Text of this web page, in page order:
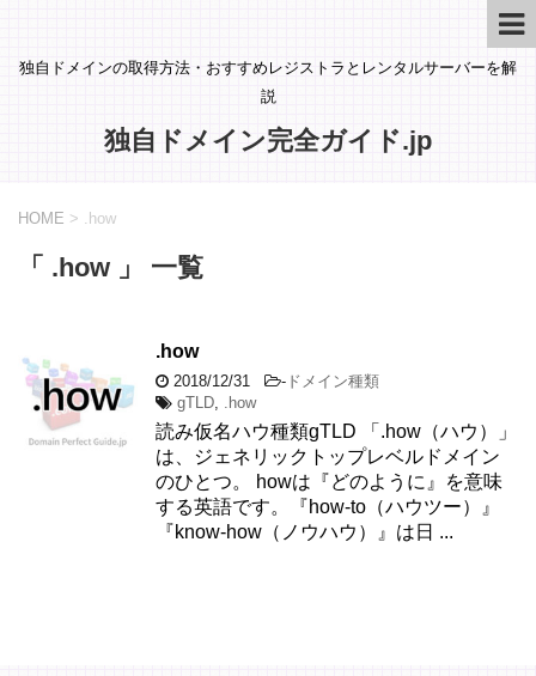
独自ドメインの取得方法・おすすめレジストラとレンタルサーバーを解
説
独自ドメイン完全ガイド.jp
HOME > .how
「 .how 」 一覧
.how
2018/12/31 - ドメイン種類
gTLD
.how
読み仮名ハウ種類gTLD 「.how（ハウ）」
は、ジェネリックトップレベルドメイン
のひとつ。 howは『どのように』を意味
する英語です。『how-to（ハウツー）』
『know-how（ノウハウ）』は日 ...